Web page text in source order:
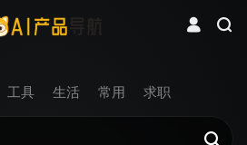
工具 生活 常用 求职